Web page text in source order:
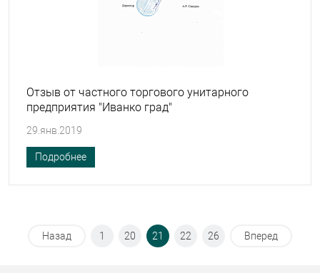
Отзыв от частного торгового унитарного
предприятия "Иванко град"
29.янв.2019
Подробнее
Назад 1 20 21 22 26 Вперед